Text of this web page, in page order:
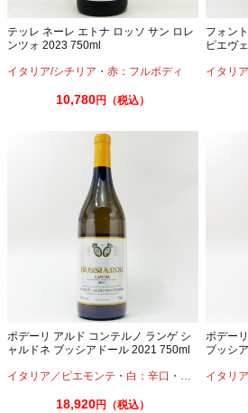
テッレ ネーレ エトナ ロッソ サン ロレ
ンツォ 2023 750ml
イタリア/シチリア ・ 赤：フルボディ
10,780円（税込）
フォン
ピエヴ
イタリ
ポデーリ アルド コンテルノ ランゲ シ
ャルドネ ブッシアドール 2021 750ml
イタリア／ピエモンテ ・ 白：辛口 ・ シャルドネ
18,920円（税込）
ポデー
ブッシ
イタリ